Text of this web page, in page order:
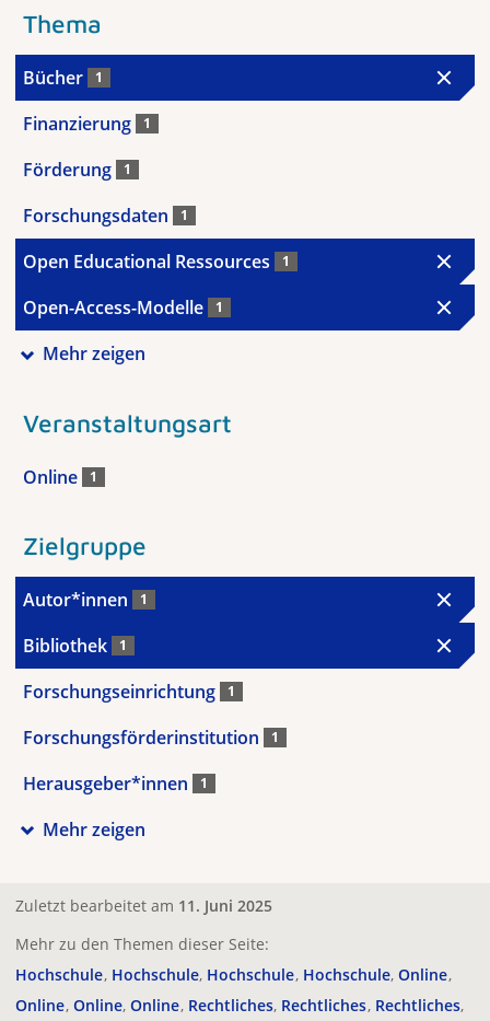
Thema
Bücher 1
Finanzierung 1
Förderung 1
Forschungsdaten 1
Open Educational Ressources 1
Open-Access-Modelle 1
Mehr zeigen
Veranstaltungsart
Online 1
Zielgruppe
Autor*innen 1
Bibliothek 1
Forschungseinrichtung 1
Forschungsförderinstitution 1
Herausgeber*innen 1
Mehr zeigen
Zuletzt bearbeitet am 11. Juni 2025
Mehr zu den Themen dieser Seite:
Hochschule Hochschule Hochschule Hochschule Online
Online Online Online Rechtliches Rechtliches Rechtliches